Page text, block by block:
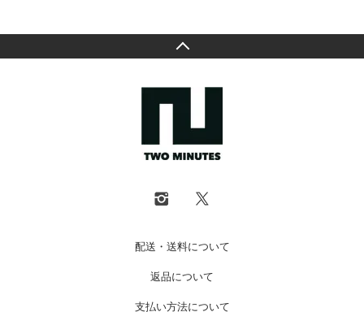
配送・送料について
返品について
支払い方法について